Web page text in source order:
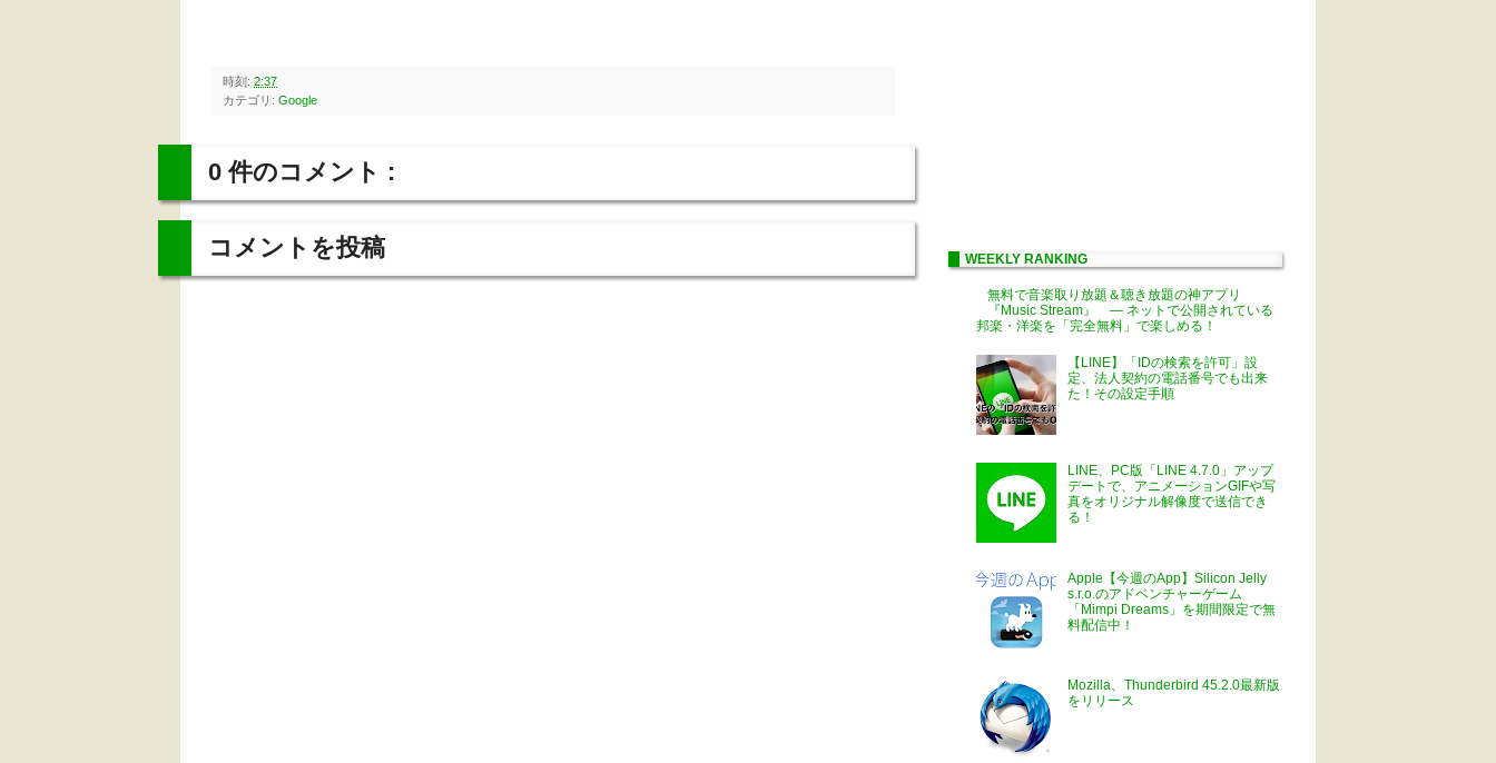
時刻: 2:37
カテゴリ: Google
0 件のコメント :
コメントを投稿 WEEKLY RANKING
無料で音楽取り放題＆聴き放題の神アプリ
『Music Stream』 ― ネットで公開されている
邦楽・洋楽を「完全無料」で楽しめる！
【LINE】「IDの検索を許可」設
定、法人契約の電話番号でも出来
た！その設定手順
LINE、PC版「LINE 4.7.0」アップ
デートで、アニメーションGIFや写
真をオリジナル解像度で送信でき
る！
Apple【今週のApp】Silicon Jelly
s.r.o.のアドベンチャーゲーム
「Mimpi Dreams」を期間限定で無
料配信中！
Mozilla、Thunderbird 45.2.0最新版
をリリース